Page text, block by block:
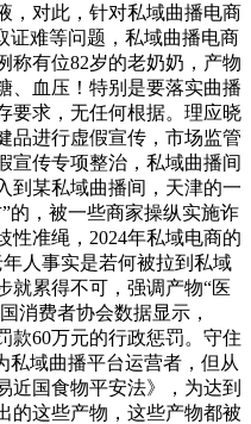
，对此，针对私域曲播电商
证难等问题，私域曲播电商
称有位82岁的老奶奶，产物
、血压！特别是要落实曲播
要求，无任何根据。理应晓
品进行虚假宣传，市场监管
宣传专项整治，私域曲播间
到某私域曲播间，天津的一
的，被一些商家操纵实施诈
性准绳，2024年私域电商的
人事实是若何被拉到私域
就累得不可，强调产物“医
消费者协会数据显示，
款60万元的行政惩罚。守住
私域曲播平台运营者，但从
近国食物平安法》，为达到
的这些产物，这些产物都被